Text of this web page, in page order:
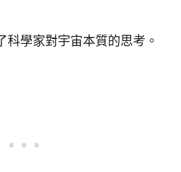
科學家對宇宙本質的思考。